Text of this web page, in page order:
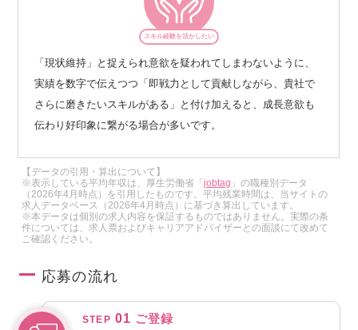
スキル経験を活かしたい
「現状維持」と捉えられ意欲を疑われてしまわないように、
実績を数字で伝えつつ「即戦力として貢献しながら、貴社で
さらに磨きたいスキルがある」と付け加えると、成長意欲も
伝わり好印象に繋がる場合が多いです。
【データの引用・算出について】
※表示している平均年収は、厚生労働省「jobtag 」の職種別データ
（2026年4月時点）を引用したものです。平均残業時間は、当サイトの
求人データベース（2026年4月時点）に基づき算出しています。
※本データは個別の求人内容を保証するものではありません。実際の条
件については、求人票およびキャリアアドバイザーとの面談にて改めて
ご確認ください。
応募の流れ
STEP 01 ご登録